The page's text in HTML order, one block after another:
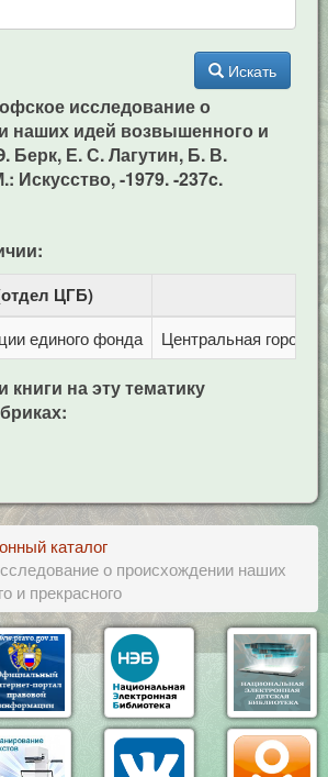
Искать
исследование о
наших идей возвышенного и
Берк, Е. С. Лагутин, Б. В.
Искусство, -1979. -237c.
ЦГБ)
единого фонда Центральная
книги на эту тематику
каталог
о происхождении наших
и прекрасного